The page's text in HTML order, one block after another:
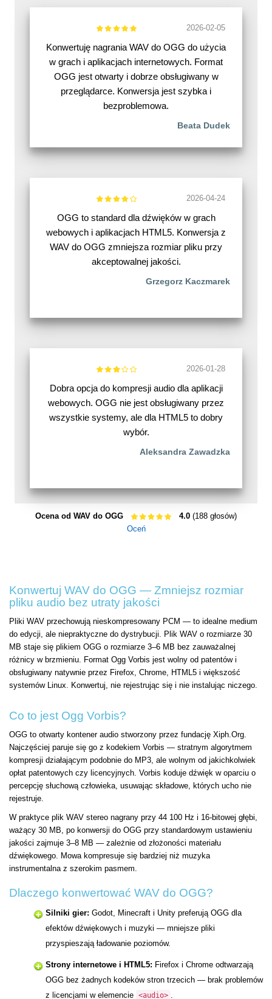
2026-02-05
Konwertuję nagrania WAV do OGG do użycia
w grach i aplikacjach internetowych. Format
OGG jest otwarty i dobrze obsługiwany w
przeglądarce. Konwersja jest szybka i
bezproblemowa.
Beata Dudek
2026-04-24
OGG to standard dla dźwięków w grach
webowych i aplikacjach HTML5. Konwersja z
WAV do OGG zmniejsza rozmiar pliku przy
akceptowalnej jakości.
Grzegorz Kaczmarek
2026-01-28
Dobra opcja do kompresji audio dla aplikacji
webowych. OGG nie jest obsługiwany przez
wszystkie systemy, ale dla HTML5 to dobry
wybór.
Aleksandra Zawadzka
Ocena od WAV do OGG 4.0 (188 głosów)
Oceń
Konwertuj WAV do OGG — Zmniejsz rozmiar
pliku audio bez utraty jakości
Pliki WAV przechowują nieskompresowany PCM — to idealne medium
do edycji, ale niepraktyczne do dystrybucji. Plik WAV o rozmiarze 30
MB staje się plikiem OGG o rozmiarze 3–6 MB bez zauważalnej
różnicy w brzmieniu. Format Ogg Vorbis jest wolny od patentów i
obsługiwany natywnie przez Firefox, Chrome, HTML5 i większość
systemów Linux. Konwertuj, nie rejestrując się i nie instalując niczego.
Co to jest Ogg Vorbis?
OGG to otwarty kontener audio stworzony przez fundację Xiph.Org.
Najczęściej paruje się go z kodekiem Vorbis — stratnym algorytmem
kompresji działającym podobnie do MP3, ale wolnym od jakichkolwiek
opłat patentowych czy licencyjnych. Vorbis koduje dźwięk w oparciu o
percepcję słuchową człowieka, usuwając składowe, których ucho nie
rejestruje.
W praktyce plik WAV stereo nagrany przy 44 100 Hz i 16-bitowej głębi,
ważący 30 MB, po konwersji do OGG przy standardowym ustawieniu
jakości zajmuje 3–8 MB — zależnie od złożoności materiału
dźwiękowego. Mowa kompresuje się bardziej niż muzyka
instrumentalna z szerokim pasmem.
Dlaczego konwertować WAV do OGG?
Silniki gier: Godot, Minecraft i Unity preferują OGG dla
efektów dźwiękowych i muzyki — mniejsze pliki
przyspieszają ładowanie poziomów.
Strony internetowe i HTML5: Firefox i Chrome odtwarzają
OGG bez żadnych kodeków stron trzecich — brak problemów
z licencjami w elemencie <audio> .